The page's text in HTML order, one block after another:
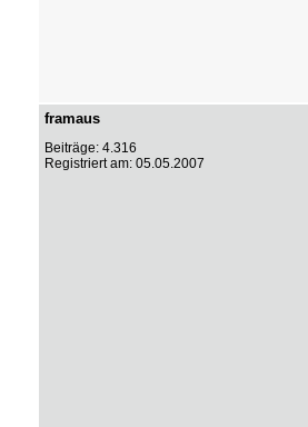
framaus
Beiträge: 4.316
Registriert am: 05.05.2007